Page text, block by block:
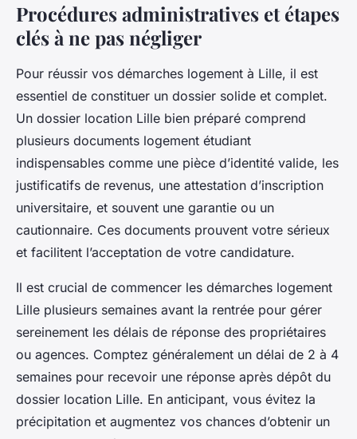
Procédures administratives et étapes
clés à ne pas négliger
Pour réussir vos démarches logement à Lille, il est
essentiel de constituer un dossier solide et complet.
Un dossier location Lille bien préparé comprend
plusieurs documents logement étudiant
indispensables comme une pièce d’identité valide, les
justificatifs de revenus, une attestation d’inscription
universitaire, et souvent une garantie ou un
cautionnaire. Ces documents prouvent votre sérieux
et facilitent l’acceptation de votre candidature.
Il est crucial de commencer les démarches logement
Lille plusieurs semaines avant la rentrée pour gérer
sereinement les délais de réponse des propriétaires
ou agences. Comptez généralement un délai de 2 à 4
semaines pour recevoir une réponse après dépôt du
dossier location Lille. En anticipant, vous évitez la
précipitation et augmentez vos chances d’obtenir un